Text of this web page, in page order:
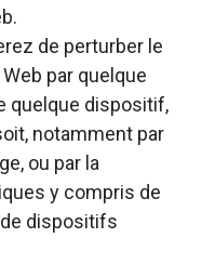
de perturber le
par quelque
quelque dispositif,
notamment par
ou par la
y compris de
dispositifs